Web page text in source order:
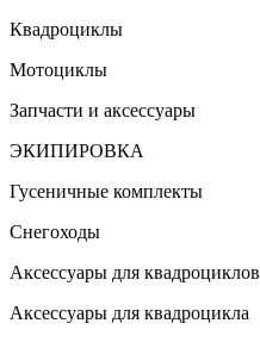
Квадроциклы
Мотоциклы
Запчасти и аксессуары
ЭКИПИРОВКА
Гусеничные комплекты
Снегоходы
Аксессуары для квадроциклов
Аксессуары для квадроцикла